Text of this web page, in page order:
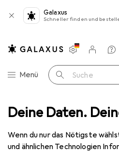
Deine Daten.
Wenn du nur das Nötigste
und ähnlichen Technologien
Galaxus
Schneller finden und
Navigation nach Kategorien
Menü Suche
Einstellungen
Kundenkonto
Vergleichslisten
Merklisten
Warenkorb
Dockingstation + USB Hub
D-Link DUB-
USB-C, 5 Ports